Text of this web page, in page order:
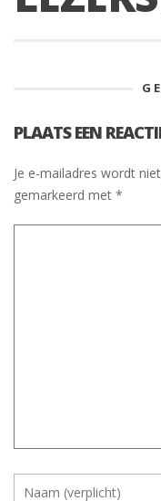
PLAATS EEN
Je e-mailadres wordt
gemarkeerd met *